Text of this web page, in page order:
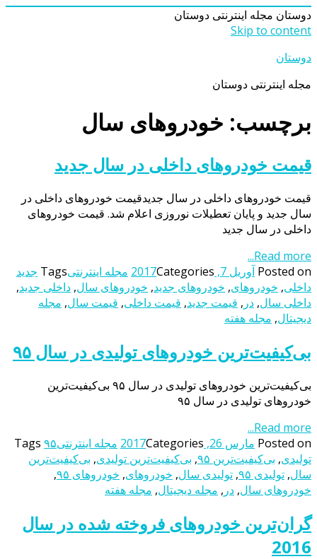
دوستان مجله اینترنتی دوستان
Skip to content
دوستان
مجله اینترنتی دوستان
برچسب: خودروهای سال
قیمت خودروهای داخلی در سال جدید
قیمت خودروهای داخلی در سال جدیدقیمت خودروهای داخلی در
سال جدید و پایان تعطیلات نوروزی اعلام شد. قیمت خودروهای
داخلی در سال جدید
Read more...
Posted on آوریل 7, 2017 Categories مجله اینترنتیTags جدید
داخلی, خودروهای, خودروهای جدید, خودروهای سال, داخلی جدید,
داخلی سال, در , قیمت جدید, قیمت داخلی, قیمت سال, مجله
دیجیتال, مجله هفته
بی‌کیفیت‌ترین خودروهای تولیدی در سال ۹۵
بی‌کیفیت‌ترین خودروهای تولیدی در سال ۹۵ بی‌کیفیت‌ترین
خودروهای تولیدی در سال ۹۵
Read more...
Posted on مارس 26, 2017 Categories مجله اینترنتی Tags ۹۵
تولیدی, بی‌کیفیت‌ترین ۹۵ , بی‌کیفیت‌ترین تولیدی, بی‌کیفیت‌ترین
سال, تولیدی ۹۵ , تولیدی سال, خودروهای, خودروهای ۹۵
,
خودروهای سال, در , مجله دیجیتال, مجله هفته
گران‌ترین خودروهای فروخته شده در سال
2016